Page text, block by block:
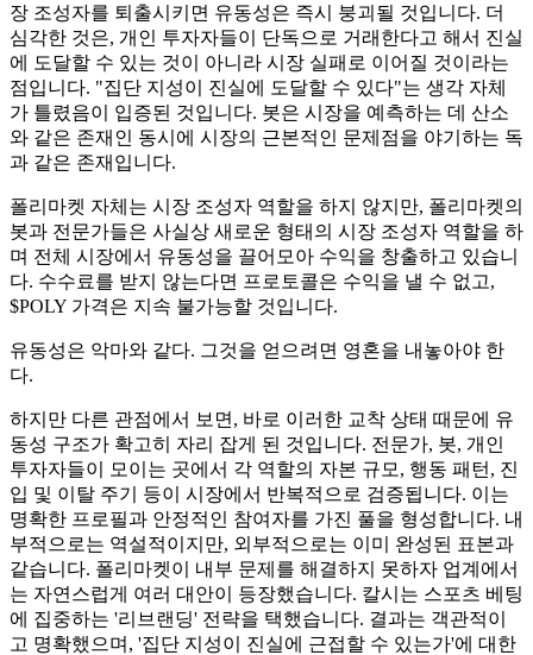
장 조성자를 퇴출시키면 유동성은 즉시 붕괴될 것입니다. 더
심각한 것은, 개인 투자자들이 단독으로 거래한다고 해서 진실
에 도달할 수 있는 것이 아니라 시장 실패로 이어질 것이라는
점입니다. "집단 지성이 진실에 도달할 수 있다"는 생각 자체
가 틀렸음이 입증된 것입니다. 봇은 시장을 예측하는 데 산소
와 같은 존재인 동시에 시장의 근본적인 문제점을 야기하는 독
과 같은 존재입니다.
폴리마켓 자체는 시장 조성자 역할을 하지 않지만, 폴리마켓의
봇과 전문가들은 사실상 새로운 형태의 시장 조성자 역할을 하
며 전체 시장에서 유동성을 끌어모아 수익을 창출하고 있습니
다. 수수료를 받지 않는다면 프로토콜은 수익을 낼 수 없고,
$POLY 가격은 지속 불가능할 것입니다.
유동성은 악마와 같다. 그것을 얻으려면 영혼을 내놓아야 한
다.
하지만 다른 관점에서 보면, 바로 이러한 교착 상태 때문에 유
동성 구조가 확고히 자리 잡게 된 것입니다. 전문가, 봇, 개인
투자자들이 모이는 곳에서 각 역할의 자본 규모, 행동 패턴, 진
입 및 이탈 주기 등이 시장에서 반복적으로 검증됩니다. 이는
명확한 프로필과 안정적인 참여자를 가진 풀을 형성합니다. 내
부적으로는 역설적이지만, 외부적으로는 이미 완성된 표본과
같습니다. 폴리마켓이 내부 문제를 해결하지 못하자 업계에서
는 자연스럽게 여러 대안이 등장했습니다. 칼시는 스포츠 베팅
에 집중하는 '리브랜딩' 전략을 택했습니다. 결과는 객관적이
고 명확했으며, '집단 지성이 진실에 근접할 수 있는가'에 대한